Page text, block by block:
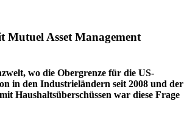
Mutuel Asset Management
wo die Obergrenze für die US-
in den Industrieländern seit 2008 und der
Haushaltsüberschüssen war diese Frage